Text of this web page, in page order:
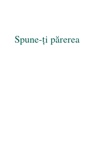
Spune-ți părerea